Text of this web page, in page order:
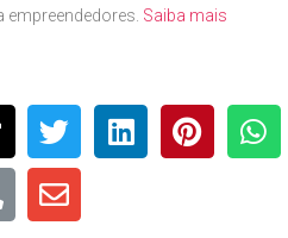
empreendedores. Saiba mais